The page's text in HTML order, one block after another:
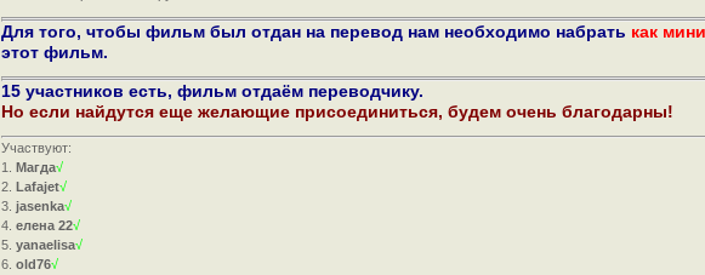
Для того, чтобы фильм был отдан на перевод нам необходимо набрать как
этот фильм.
15 участников есть, фильм отдаём переводчику.
Но если найдутся еще желающие присоединиться, будем очень благодарны!
Участвуют:
1.Магда√
2.Lafajet√
3.jasenka√
4.елена 22√
5.yanaelisa√
6.old76√